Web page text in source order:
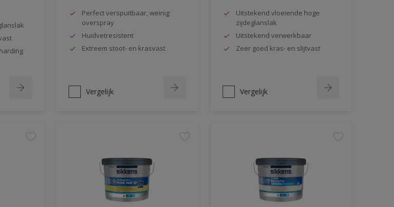
Perfect verspuitbaar, weinig
overspray
Huidvetresistent
Extreem stoot- en krasvast
Vergelijk
Uitstekend vloeiende hoge
zijdeglanslak
Uitstekend verwerkbaar
Zeer goed kras- en slijtvast
Vergelijk